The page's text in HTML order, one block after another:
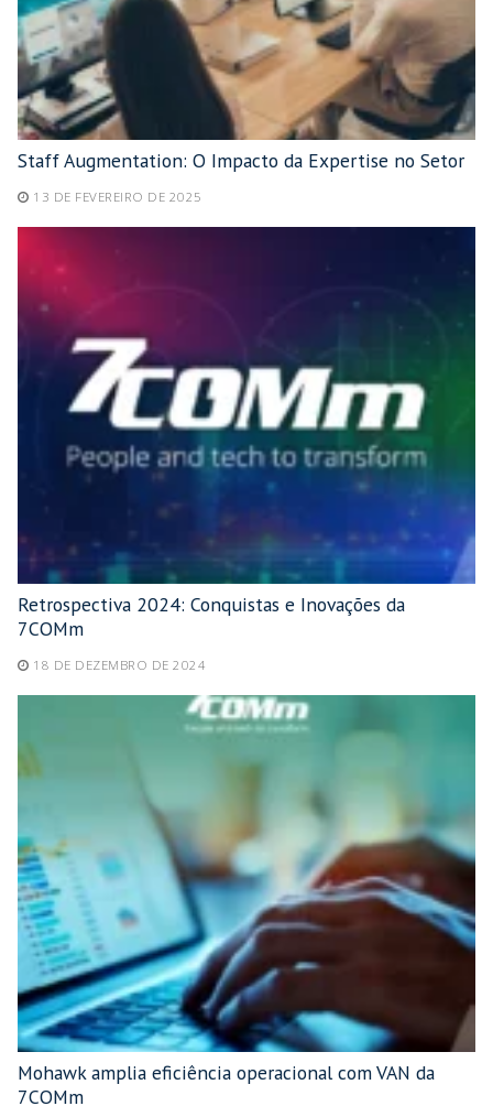
Staff Augmentation: O Impacto da Expertise no Setor
13 DE FEVEREIRO DE 2025
Retrospectiva 2024: Conquistas e Inovações da
7COMm
18 DE DEZEMBRO DE 2024
Mohawk amplia eficiência operacional com VAN da
7COMm